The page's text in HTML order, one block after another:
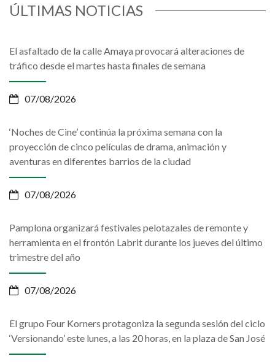
ÚLTIMAS NOTICIAS
El asfaltado de la calle Amaya provocará alteraciones de
tráfico desde el martes hasta finales de semana
07/08/2026
‘Noches de Cine’ continúa la próxima semana con la
proyección de cinco películas de drama, animación y
aventuras en diferentes barrios de la ciudad
07/08/2026
Pamplona organizará festivales pelotazales de remonte y
herramienta en el frontón Labrit durante los jueves del último
trimestre del año
07/08/2026
El grupo Four Korners protagoniza la segunda sesión del ciclo
‘Versionando’ este lunes, a las 20 horas, en la plaza de San José